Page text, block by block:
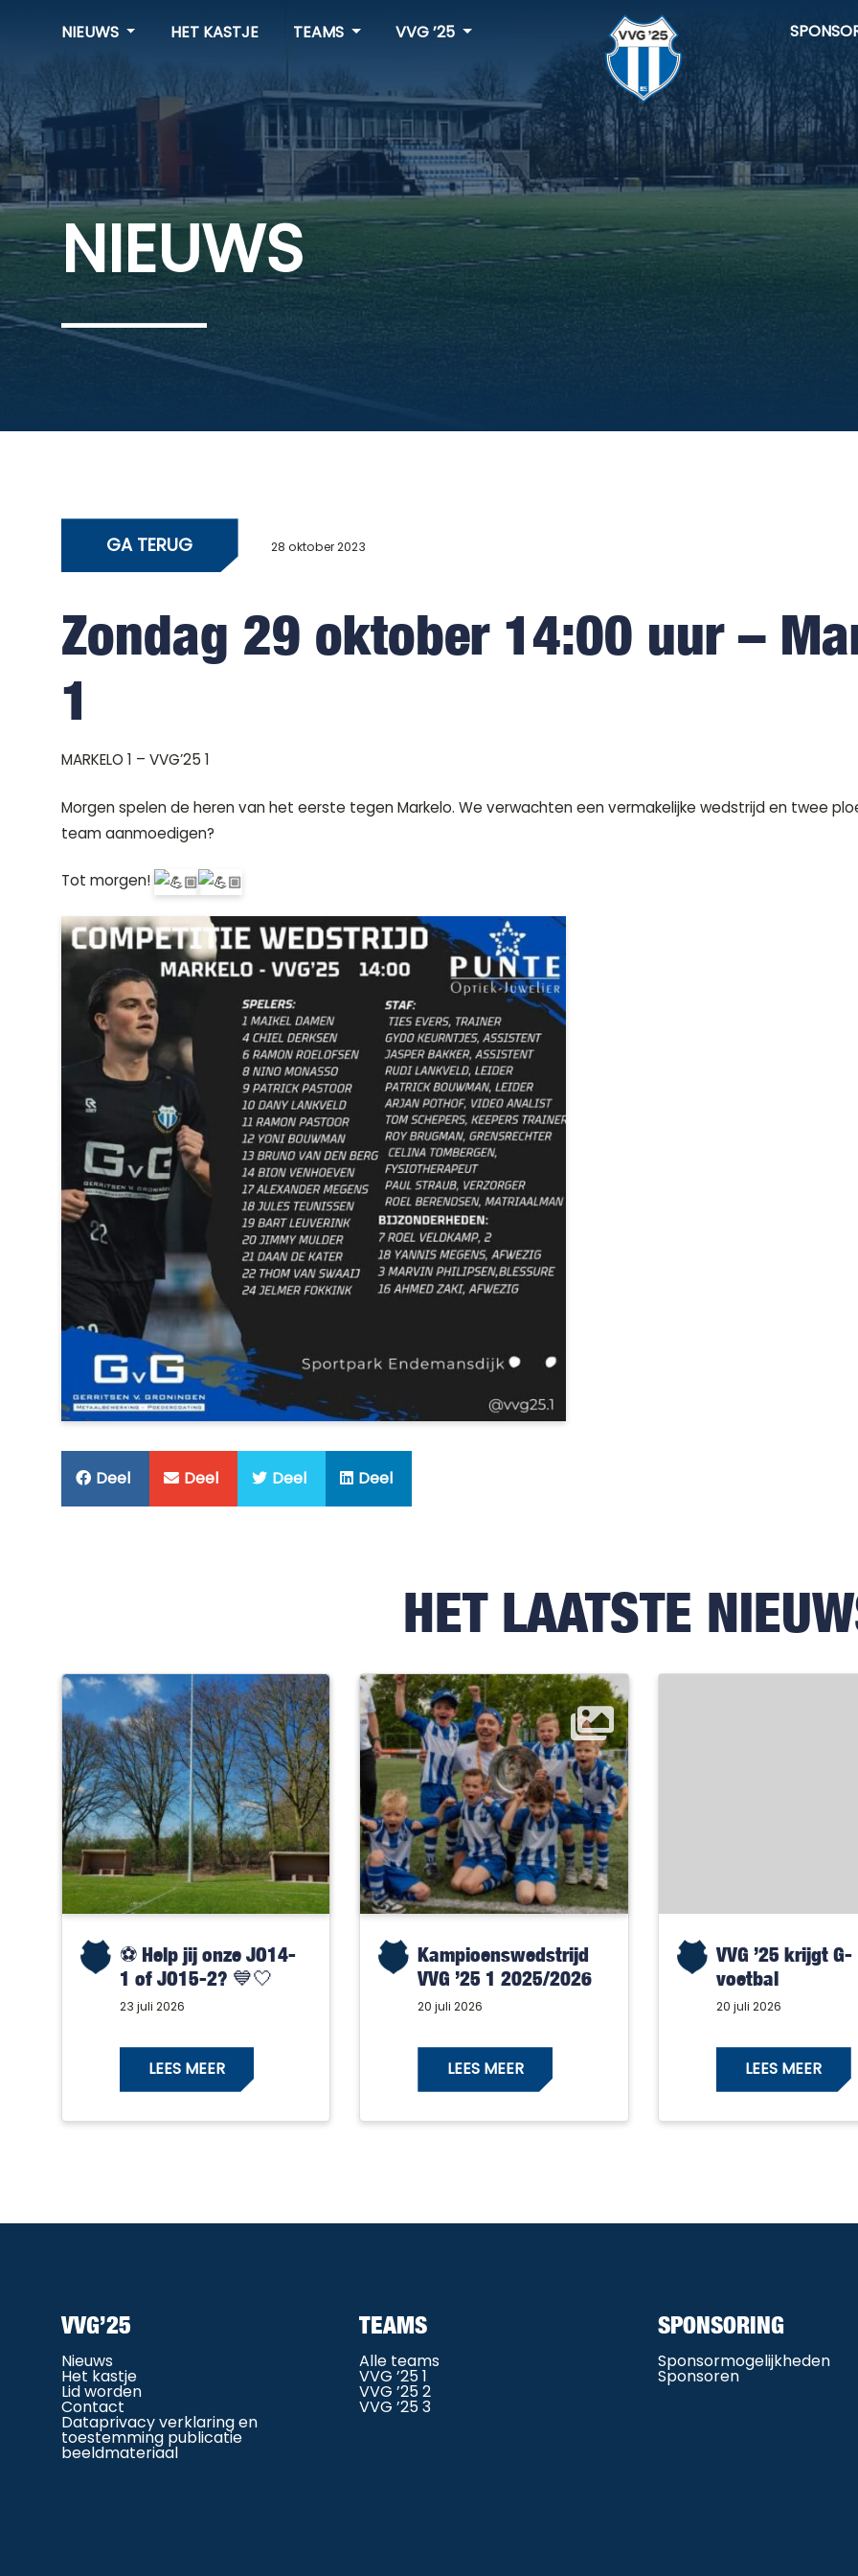
NIEUWS HET KASTJE TEAMS VVG ’25
NIEUWS
GA TERUG 28 oktober 2023
Zondag 29 oktober 14:00 uur –
1
MARKELO 1 – VVG’25 1
Morgen spelen de heren van het eerste tegen Markelo. We verwachten een vermakelijke wedstrijd en twee
team aanmoedigen?
Tot morgen!
Deel Deel Deel Deel
HET LAATSTE
⚽️ Help jij onze JO14-
1 of JO15-2? 💙🤍
23 juli 2026
LEES MEER
Kampioenswedstrijd
VVG ’25 1 2025/2026
20 juli 2026
LEES MEER
VVG ’25 krijgt G-
voetbal
20 juli 2026
LEES MEER
VVG’25
Nieuws
Het kastje
Lid worden
Contact
Dataprivacy verklaring en
toestemming publicatie
beeldmateriaal
TEAMS
Alle teams
VVG ’25 1
VVG ’25 2
VVG ’25 3
SPONSORING
Sponsormogelijkheden
Sponsoren